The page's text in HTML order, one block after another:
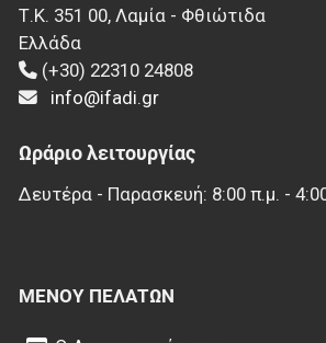
Τ.Κ. 351 00, Λαμία - Φθιώτιδα
Ελλάδα
(+30) 22310 24808
info@ifadi.gr
Ωράριο λειτουργίας
Δευτέρα - Παρασκευή: 8:00 π.μ. -
ΜΕΝΟΎ ΠΕΛΑΤΏΝ